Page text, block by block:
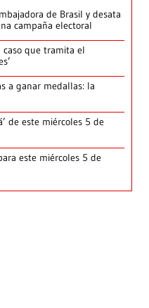
de Brasil y desata
campaña electoral
caso que tramita el
a ganar medallas: la
de este miércoles 5 de
este miércoles 5 de